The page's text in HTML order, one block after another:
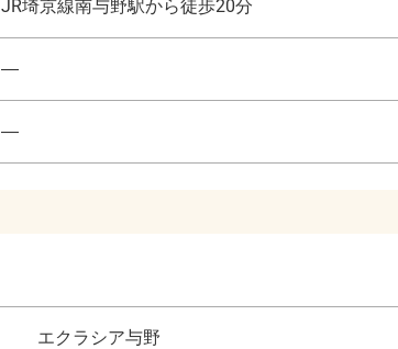
JR埼京線南与野駅から徒歩20分
―
―
エクラシア与野